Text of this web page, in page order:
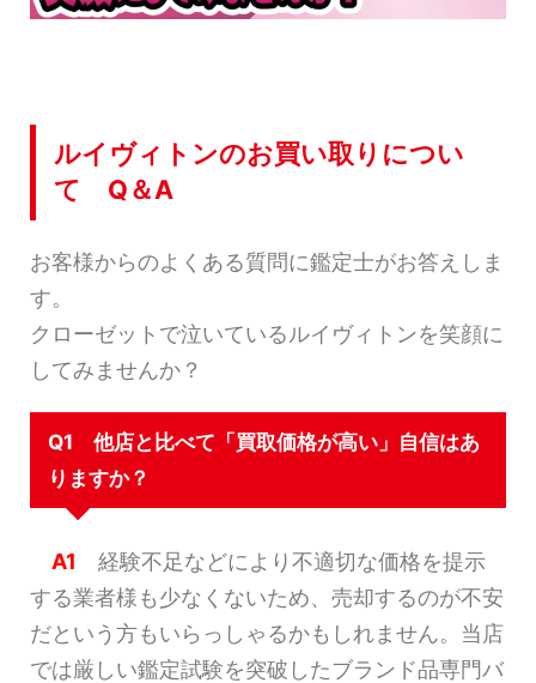
ルイヴィトンのお買い取りについ
て Q＆A
お客様からのよくある質問に鑑定士がお答えしま
す。
クローゼットで泣いているルイヴィトンを笑顔に
してみませんか？
Q1 他店と比べて「買取価格が高い」自信はあ
りますか？
A1 経験不足などにより不適切な価格を提示
する業者様も少なくないため、売却するのが不安
だという方もいらっしゃるかもしれません。当店
では厳しい鑑定試験を突破したブランド品専門バ